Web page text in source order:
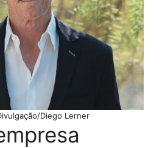
Diego Lerner